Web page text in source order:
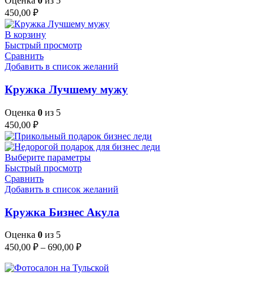
450,00 ₽
В корзину
Быстрый просмотр
Сравнить
Добавить в список желаний
Кружка Лучшему мужу
Оценка 0 из 5
450,00 ₽
Выберите параметрыЭтот
несколько
Опции
можно
товара.
Быстрый просмотр
Сравнить
Добавить в список желаний
Кружка Бизнес Акула
Оценка 0 из 5
450,00 ₽ – 690,00 ₽Диапазон
450,00 ₽